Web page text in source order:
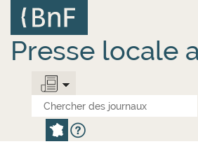
contenu
principal
Presse locale
Panneau de gestion des cookies